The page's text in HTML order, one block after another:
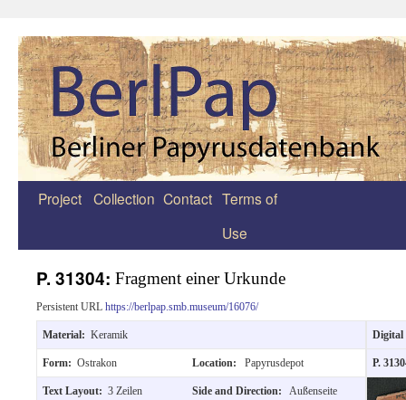
Zum
Project Collection Contact Terms of
Use
P. 31304: Fragment einer Urkunde
Persistent URL https://berlpap.smb.museum/16076/
Material: Keramik
Form: Ostrakon Location: Papyrusdepot
Text Layout: 3 Zeilen Side and Direction: Außenseite
Digital
P.